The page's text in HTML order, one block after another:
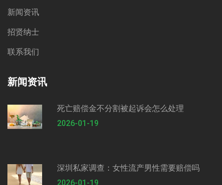
新闻资讯
招贤纳士
联系我们
新闻资讯
死亡赔偿金不分割被起诉会怎么处理
2026-01-19
深圳私家调查：女性流产男性需要赔偿吗
2026-01-19